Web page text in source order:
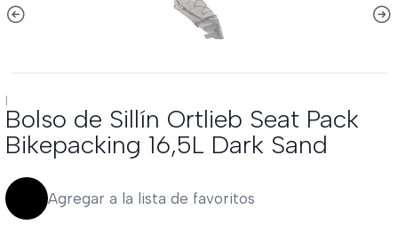
|
Bolso de Sillín Ortlieb Seat Pack
Bikepacking 16,5L Dark Sand
Agregar a la lista de favoritos